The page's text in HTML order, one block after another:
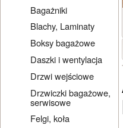
Bagażniki
Blachy, Laminaty
Boksy bagażowe
Daszki i wentylacja
Drzwi wejściowe
Drzwiczki bagażowe,
serwisowe
Felgi, koła